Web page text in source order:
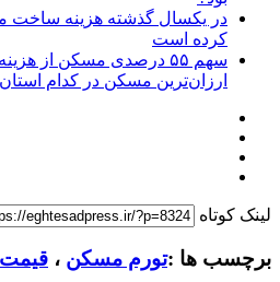
کرده است
سهم ۵۵ درصدی مسکن از
ارزان‌ترین مسکن در کدام
لینک کوتاه
برچسب ها :تورم مسکن ،